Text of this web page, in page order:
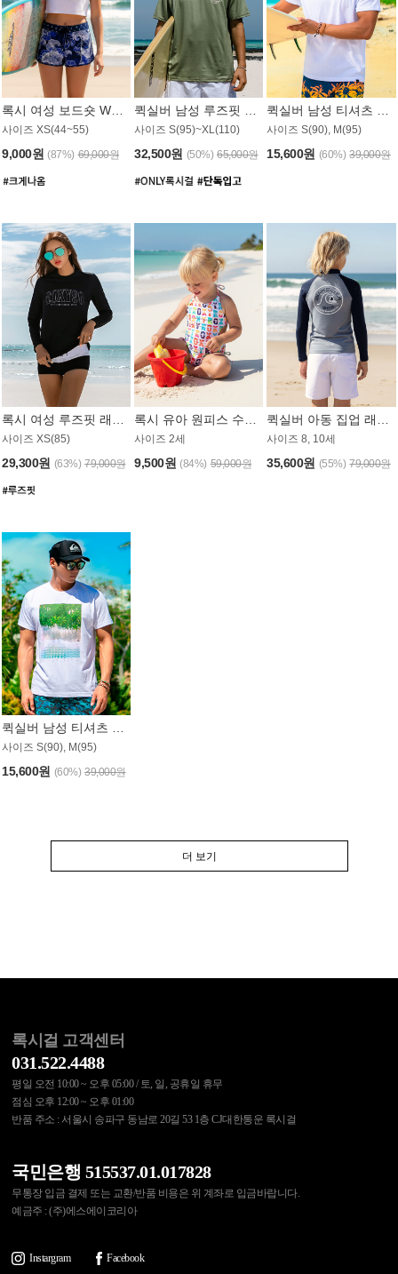
사이즈 XS(44~55)
9,000원 (87%) 69,000원
사이즈 S(95)~XL(110)
32,500원 (50%) 65,000원
사이즈 S(90), M(95)
15,600원 (60%) 39,000원
사이즈 XS(85)
29,300원 (63%) 79,000원
사이즈 2세
9,500원 (84%) 59,000원
사이즈 8, 10세
35,600원 (55%) 79,000원
퀵실버 남성 티셔츠 MST357WQS
사이즈 S(90), M(95)
15,600원 (60%) 39,000원
더 보기
록시걸 고객센터
031.522.4488
평일 오전 10:00 ~ 오후 05:00 / 토, 일, 공휴일 휴무
점심 오후 12:00 ~ 오후 01:00
반품 주소 : 서울시 송파구 동남로 20길 53 1층 CJ대한통운 록시걸
국민은행 515537.01.017828
무통장 입금 결제 또는 교환/반품 비용은 위 계좌로 입금바랍니다.
예금주 : (주)에스에이코리아
Instargram Facebook